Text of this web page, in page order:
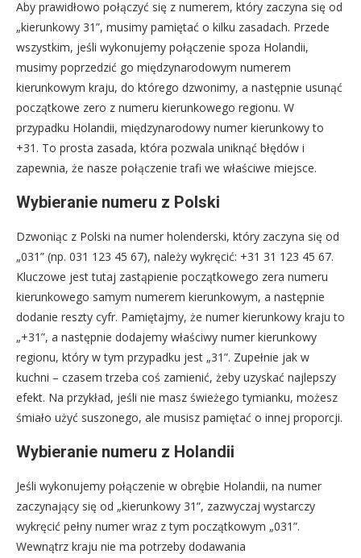
Aby prawidłowo połączyć się z numerem, który zaczyna się od
„kierunkowy 31”, musimy pamiętać o kilku zasadach. Przede
wszystkim, jeśli wykonujemy połączenie spoza Holandii,
musimy poprzedzić go międzynarodowym numerem
kierunkowym kraju, do którego dzwonimy, a następnie usunąć
początkowe zero z numeru kierunkowego regionu. W
przypadku Holandii, międzynarodowy numer kierunkowy to
+31. To prosta zasada, która pozwala uniknąć błędów i
zapewnia, że nasze połączenie trafi we właściwe miejsce.
Wybieranie numeru z Polski
Dzwoniąc z Polski na numer holenderski, który zaczyna się od
„031” (np. 031 123 45 67), należy wykręcić: +31 31 123 45 67.
Kluczowe jest tutaj zastąpienie początkowego zera numeru
kierunkowego samym numerem kierunkowym, a następnie
dodanie reszty cyfr. Pamiętajmy, że numer kierunkowy kraju to
„+31”, a następnie dodajemy właściwy numer kierunkowy
regionu, który w tym przypadku jest „31”. Zupełnie jak w
kuchni – czasem trzeba coś zamienić, żeby uzyskać najlepszy
efekt. Na przykład, jeśli nie masz świeżego tymianku, możesz
śmiało użyć suszonego, ale musisz pamiętać o innej proporcji.
Wybieranie numeru z Holandii
Jeśli wykonujemy połączenie w obrębie Holandii, na numer
zaczynający się od „kierunkowy 31”, zazwyczaj wystarczy
wykręcić pełny numer wraz z tym początkowym „031”.
Wewnątrz kraju nie ma potrzeby dodawania